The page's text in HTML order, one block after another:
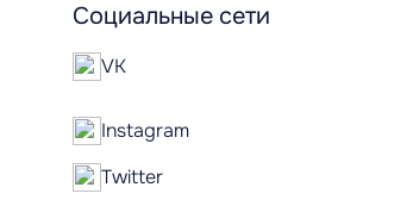
Социальные сети
VK
Instagram
Twitter